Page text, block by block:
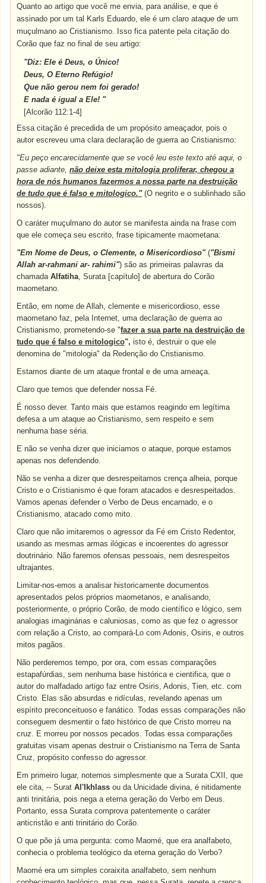
Quanto ao artigo que você me envia, para análise, e que é
assinado por um tal Karls Eduardo, ele é um claro ataque de um
muçulmano ao Cristianismo. Isso fica patente pela citação do
Corão que faz no final de seu artigo:
"Diz: Ele é Deus, o Único!
Deus, O Eterno Refúgio!
Que não gerou nem foi gerado!
E nada é igual a Ele! "
[Alcorão 112:1-4]
Essa citação é precedida de um propósito ameaçador, pois o
autor escreveu uma clara declaração de guerra ao Cristianismo:
"Eu peço encarecidamente que se você leu este texto até aqui, o
passe adiante, não deixe esta mitologia proliferar, chegou a
hora de nós humanos fazermos a nossa parte na destruição
de tudo que é falso e mitologico." (O negrito e o sublinhado são
nossos).
O caráter muçulmano do autor se manifesta ainda na frase com
que ele começa seu escrito, frase tipicamente maometana:
"Em Nome de Deus, o Clemente, o Misericordioso"("Bismi
Allah ar-rahmani ar- rahimi") são as primeiras palavras da
chamadaAlfatiha, Surata [capítulo] de abertura do Corão
maometano.
Então, em nome de Allah, clemente e misericordioso, esse
maometano faz, pela Internet, uma declaração de guerra ao
Cristianismo, prometendo-se "fazer a sua parte na destruição de
tudo que é falso e mitologico", isto é, destruir o que ele
denomina de "mitologia" da Redenção do Cristianismo.
Estamos diante de um ataque frontal e de uma ameaça.
Claro que temos que defender nossa Fé.
É nosso dever. Tanto mais que estamos reagindo em legítima
defesa a um ataque ao Cristianismo, sem respeito e sem
nenhuma base séria.
E não se venha dizer que iniciamos o ataque, porque estamos
apenas nos defendendo.
Não se venha a dizer que desrespeitamos crença alheia, porque
Cristo e o Cristianismo é que foram atacados e desrespeitados.
Vamos apenas defender o Verbo de Deus encarnado, e o
Cristianismo, atacado como mito.
Claro que não imitaremos o agressor da Fé em Cristo Redentor,
usando as mesmas armas ilógicas e incoerentes do agressor
doutrinário. Não faremos ofensas pessoais, nem desrespeitos
ultrajantes.
Limitar-nos-emos a analisar historicamente documentos
apresentados pelos próprios maometanos, e analisando,
posteriormente, o próprio Corão, de modo científico e lógico, sem
analogias imaginárias e caluniosas, como as que fez o agressor
com relação a Cristo, ao compará-Lo com Adonis, Osiris, e outros
mitos pagãos.
Não perderemos tempo, por ora, com essas comparações
estapafúrdias, sem nenhuma base histórica e cientifica, que o
autor do malfadado artigo faz entre Osiris, Adonis, Tien, etc. com
Cristo. Elas são absurdas e ridículas, revelando apenas um
espírito preconceituoso e fanático. Todas essas comparações não
conseguem desmentir o fato histórico de que Cristo morreu na
cruz. E morreu por nossos pecados. Todas essa comparações
gratuitas visam apenas destruir o Cristianismo na Terra de Santa
Cruz, propósito confesso do agressor.
Em primeiro lugar, notemos simplesmente que a Surata CXII, que
ele cita, -- SuratAl'Ikhlass ou da Unicidade divina, é nitidamente
anti trinitária, pois nega a eterna geração do Verbo em Deus.
Portanto, essa Surata comprova patentemente o caráter
anticristão e anti trinitário do Corão.
O que põe já uma pergunta: como Maomé, que era analfabeto,
conhecia o problema teológico da eterna geração do Verbo?
Maomé era um simples coraixita analfabeto, sem nenhum